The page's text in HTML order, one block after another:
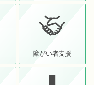
障がい者支援